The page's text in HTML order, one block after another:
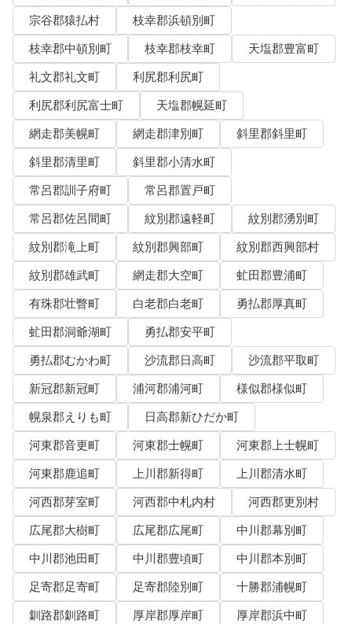
宗谷郡猿払村
枝幸郡浜頓別町
枝幸郡中頓別町
枝幸郡枝幸町
天塩郡豊富町
礼文郡礼文町
利尻郡利尻町
利尻郡利尻富士町
天塩郡幌延町
網走郡美幌町
網走郡津別町
斜里郡斜里町
斜里郡清里町
斜里郡小清水町
常呂郡訓子府町
常呂郡置戸町
常呂郡佐呂間町
紋別郡遠軽町
紋別郡湧別町
紋別郡滝上町
紋別郡興部町
紋別郡西興部村
紋別郡雄武町
網走郡大空町
虻田郡豊浦町
有珠郡壮瞥町
白老郡白老町
勇払郡厚真町
虻田郡洞爺湖町
勇払郡安平町
勇払郡むかわ町
沙流郡日高町
沙流郡平取町
新冠郡新冠町
浦河郡浦河町
様似郡様似町
幌泉郡えりも町
日高郡新ひだか町
河東郡音更町
河東郡士幌町
河東郡上士幌町
河東郡鹿追町
上川郡新得町
上川郡清水町
河西郡芽室町
河西郡中札内村
河西郡更別村
広尾郡大樹町
広尾郡広尾町
中川郡幕別町
中川郡池田町
中川郡豊頃町
中川郡本別町
足寄郡足寄町
足寄郡陸別町
十勝郡浦幌町
釧路郡釧路町
厚岸郡厚岸町
厚岸郡浜中町